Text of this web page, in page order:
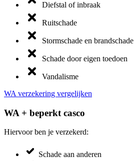
Diefstal of inbraak
Ruitschade
Stormschade en brandschade
Schade door eigen toedoen
Vandalisme
WA verzekering vergelijken
WA + beperkt casco
Hiervoor ben je verzekerd:
Schade aan anderen